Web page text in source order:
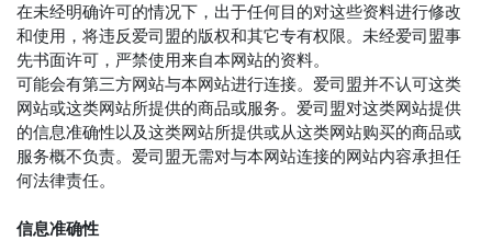
在未经明确许可的情况下，出于任何目的对这些资料进行修改
和使用，将违反爱司盟的版权和其它专有权限。未经爱司盟事
先书面许可，严禁使用来自本网站的资料。
可能会有第三方网站与本网站进行连接。爱司盟并不认可这类
网站或这类网站所提供的商品或服务。爱司盟对这类网站提供
的信息准确性以及这类网站所提供或从这类网站购买的商品或
服务概不负责。爱司盟无需对与本网站连接的网站内容承担任
何法律责任。
信息准确性